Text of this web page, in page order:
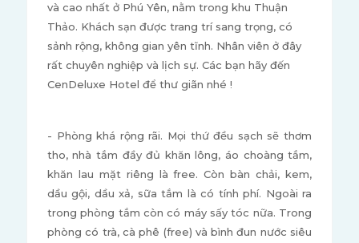
và cao nhất ở Phú Yên, nằm trong khu Thuận
Thảo. Khách sạn được trang trí sang trọng, có
sảnh rộng, không gian yên tĩnh. Nhân viên ở đây
rất chuyên nghiệp và lịch sự. Các bạn hãy đến
CenDeluxe Hotel để thư giãn nhé !
- Phòng khá rộng rãi. Mọi thứ đều sạch sẽ thơm
tho, nhà tắm đầy đủ khăn lông, áo choàng tắm,
khăn lau mặt riêng là free. Còn bàn chải, kem,
dầu gội, dầu xả, sữa tắm là có tính phí. Ngoài ra
trong phòng tắm còn có máy sấy tóc nữa. Trong
phòng có trà, cà phê (free) và bình đun nước siêu